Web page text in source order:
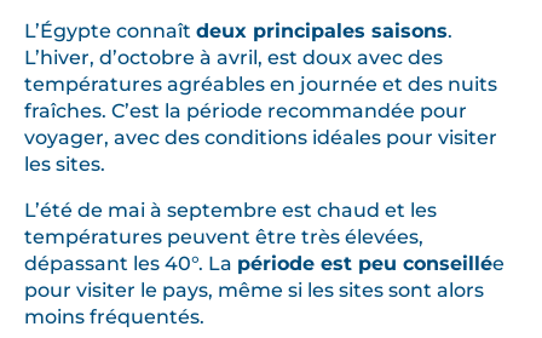
L’Égypte connaît deux principales saisons.
L’hiver, d’octobre à avril, est doux avec des
températures agréables en journée et des nuits
fraîches. C’est la période recommandée pour
voyager, avec des conditions idéales pour visiter
les sites.
L’été de mai à septembre est chaud et les
températures peuvent être très élevées,
dépassant les 40°. La période est peu conseillée
pour visiter le pays, même si les sites sont alors
moins fréquentés.